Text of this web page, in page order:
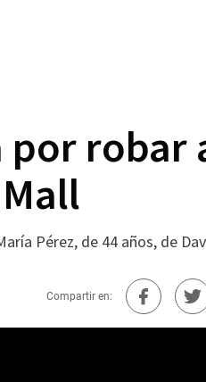
Pérez, de 44 años, de
Compartir en: